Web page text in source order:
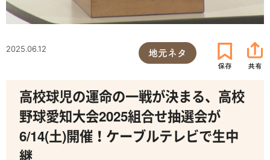
2025.06.12 地元ネタ
高校球児の運命の一戦が決まる、高校
野球愛知大会2025組合せ抽選会が
6/14(土)開催！ケーブルテレビで生中
継